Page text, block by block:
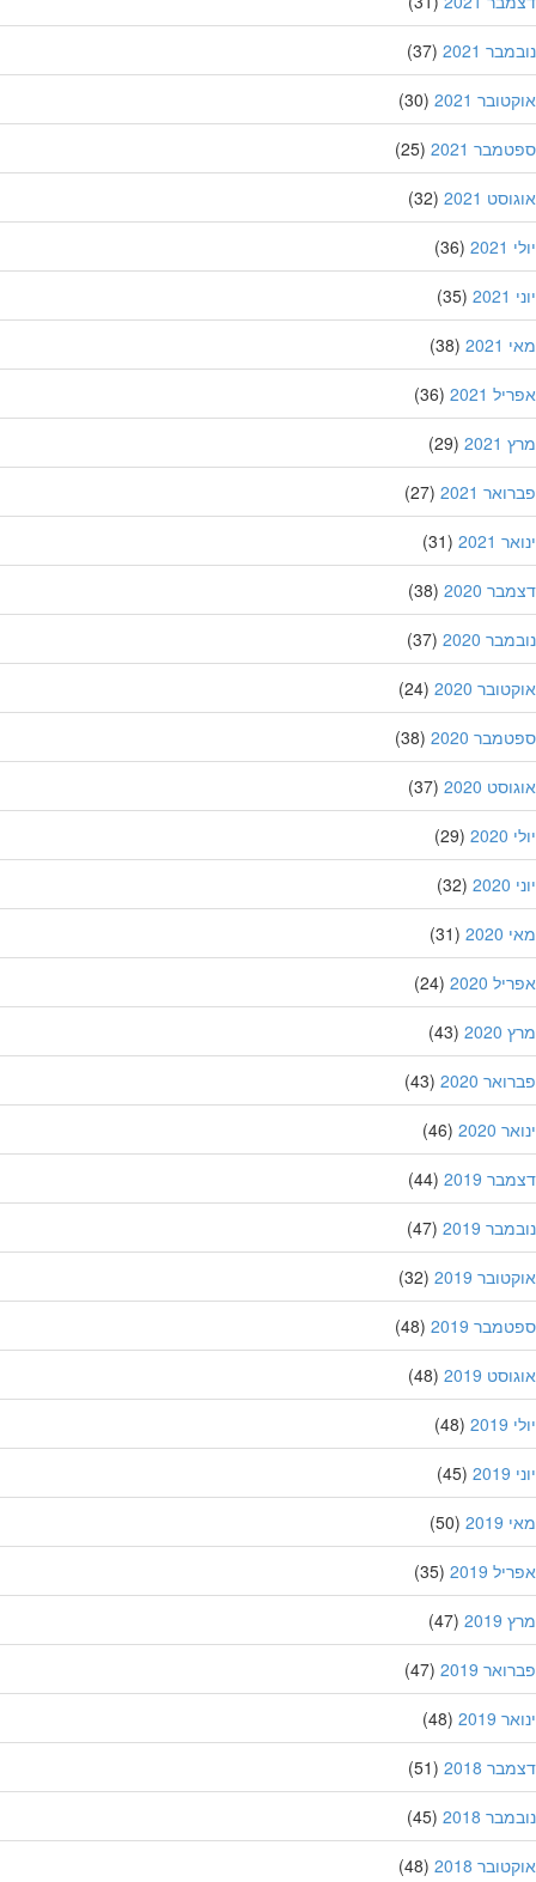
2021
(37)
2021
(30)
2021
(25)
2021
(32)
(36)
(35)
(38)
2021
(36)
(29)
2021
(27)
2021
(31)
2020
(38)
2020
(37)
2020
(24)
2020
(38)
2020
(37)
(29)
(32)
(31)
2020
(24)
(43)
2020
(43)
2020
(46)
2019
(44)
2019
(47)
2019
(32)
2019
(48)
2019
(48)
(48)
(45)
(50)
2019
(35)
(47)
2019
(47)
2019
(48)
2018
(51)
2018
(45)
2018
(48)